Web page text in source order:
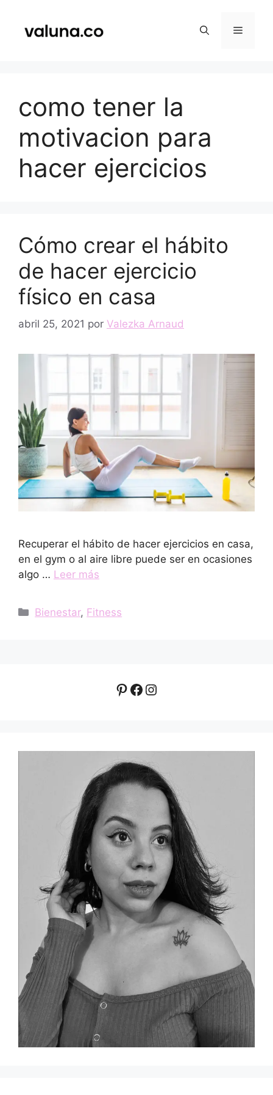
contenido
Menú
como tener la
motivacion para
hacer ejercicios
Cómo crear el hábito
de hacer ejercicio
físico en casa
abril 25, 2021 por Valezka Arnaud
Recuperar el hábito de hacer ejercicios en casa,
en el gym o al aire libre puede ser en ocasiones
algo … Leer más
Categorías
Bienestar, Fitness
Pinterest
Facebook
Instagram